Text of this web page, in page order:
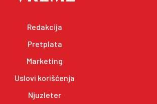
Redakcija
Pretplata
Marketing
Uslovi korišćenja
Njuzleter